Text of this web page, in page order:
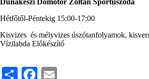
Hétfőtől-Péntekig 15:00-17:00
Kisvizes és mélyvizes úszótanfolyamok,
Vízilabda Előkészítő
ShareFacebook